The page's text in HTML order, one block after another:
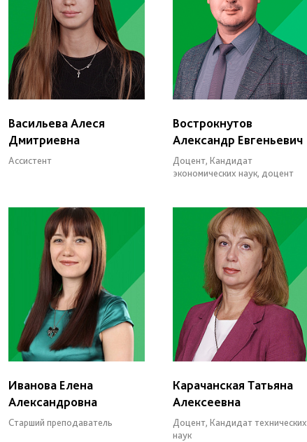
Васильева Алеся
Дмитриевна
Ассистент
Вострокнутов
Александр Евгеньевич
Доцент, Кандидат
экономических наук, доцент
Иванова Елена
Александровна
Старший преподаватель
Карачанская Татьяна
Алексеевна
Доцент, Кандидат технических
наук